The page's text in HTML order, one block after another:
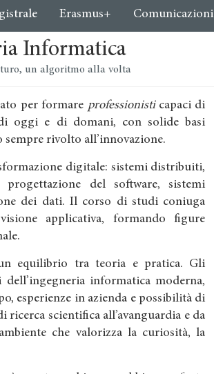
Erasmus+ Comunicazioni
Informatica
un algoritmo alla volta
per formare professionisticapaci di
oggi e di domani, con solide basi
sempre rivolto all’innovazione.
digitale: sistemi distribuiti,
del software, sistemi
dei dati. Il corso di studi coniuga
applicativa, formando figure
equilibrio tra teoria e pratica. Gli
informatica moderna,
esperienze in azienda e possibilità di
scientifica all’avanguardia e da
che valorizza la curiosità, la